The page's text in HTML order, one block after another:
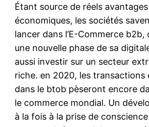
Étant source de réels avantages
économiques, les sociétés
lancer dans l’E-Commerce b2b,
une nouvelle phase de sa
aussi investir sur un secteur
riche. en 2020, les transactions
dans le btob pèseront encore
le commerce mondial. Un
à la fois à la prise de